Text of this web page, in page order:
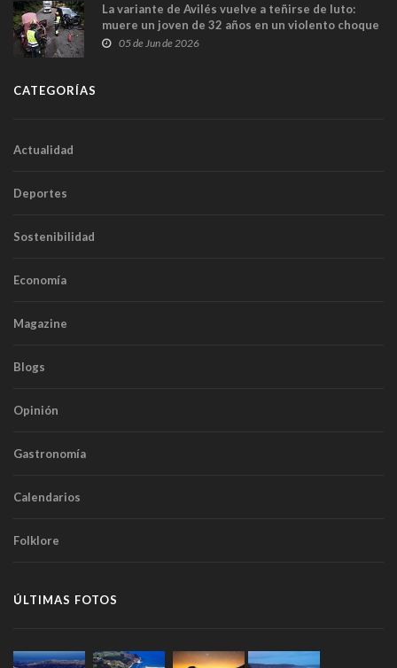
La variante de Avilés vuelve a teñirse de luto:
muere un joven de 32 años en un violento choque
frontal
05 de Jun de 2026
CATEGORÍAS
Actualidad
Deportes
Sostenibilidad
Economía
Magazine
Blogs
Opinión
Gastronomía
Calendarios
Folklore
ÚLTIMAS FOTOS